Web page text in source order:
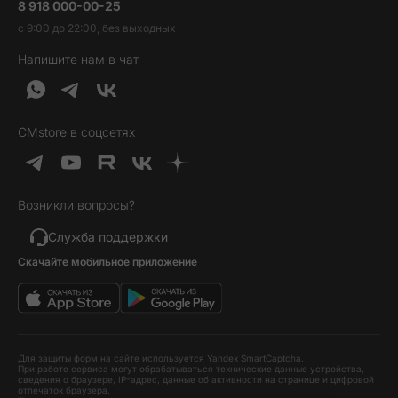
Наушники и колонки
Гаджеты
Услуги и софт
Идеи подарков
Товары дня
Выгодные комплекты
Хиты продаж
Уценка
Трейд-ин
Гарантия и возврат
Доставка и оплата
Кредит и рассрочка
Вакансии
Контакты
Обратная связь
О нас
8 918 000-00-25
с 9:00 до 22:00, без выходных
Напишите нам в чат
CMstore в соцсетях
Возникли вопросы?
Служба поддержки
Скачайте мобильное приложение
Для защиты форм на сайте используется Yandex SmartCaptcha.
При работе сервиса могут обрабатываться технические данные устройства,
сведения о браузере, IP-адрес, данные об активности на странице и цифровой
отпечаток браузера.